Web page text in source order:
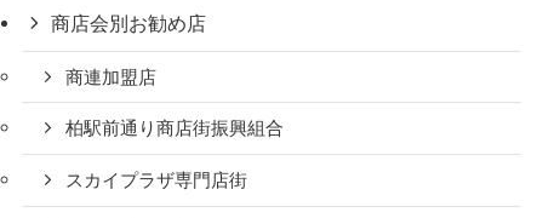
商店会別お勧め店
商連加盟店
柏駅前通り商店街振興組合
スカイプラザ専門店街